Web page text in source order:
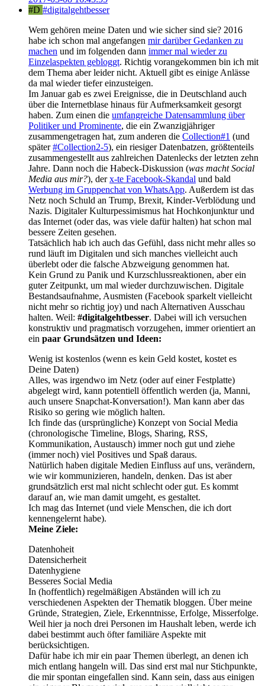
#D #digitalgehtbesser
Wem gehören meine Daten und wie sicher sind sie? 2016
habe ich schon mal angefangen mir darüber Gedanken zu
machen und im folgenden dann immer mal wieder zu
Einzelaspekten gebloggt. Richtig vorangekommen bin ich mit
dem Thema aber leider nicht. Aktuell gibt es einige Anlässe
da mal wieder tiefer einzusteigen.
Im Januar gab es zwei Ereignisse, die in Deutschland auch
über die Internetblase hinaus für Aufmerksamkeit gesorgt
haben. Zum einen die umfangreiche Datensammlung über
Politiker und Prominente, die ein Zwanzigjähriger
zusammengetragen hat, zum anderen die Collection#1 (und
später#Collection2-5), ein riesiger Datenbatzen, größtenteils
zusammengestellt aus zahlreichen Datenlecks der letzten zehn
Jahre. Dann noch die Habeck-Diskussion (was macht Social
Media aus mir?), derx-te Facebook-Skandal und bald
Werbung im Gruppenchat von WhatsApp. Außerdem ist das
Netz noch Schuld an Trump, Brexit, Kinder-Verblödung und
Nazis. Digitaler Kulturpessimismus hat Hochkonjunktur und
das Internet (oder das, was viele dafür halten) hat schon mal
bessere Zeiten gesehen.
Tatsächlich hab ich auch das Gefühl, dass nicht mehr alles so
rund läuft im Digitalen und sich manches vielleicht auch
überlebt oder die falsche Abzweigung genommen hat.
Kein Grund zu Panik und Kurzschlussreaktionen, aber ein
guter Zeitpunkt, um mal wieder durchzuwischen. Digitale
Bestandsaufnahme, Ausmisten (Facebook sparkelt vielleicht
nicht mehr so richtig joy) und nach Alternativen Ausschau
halten. Weil: #digitalgehtbesser. Dabei will ich versuchen
konstruktiv und pragmatisch vorzugehen, immer orientiert an
ein paar Grundsätzen und Ideen:
Wenig ist kostenlos (wenn es kein Geld kostet, kostet es
Deine Daten)
Alles, was irgendwo im Netz (oder auf einer Festplatte)
abgelegt wird, kann potentiell öffentlich werden (ja, Manni,
auch unsere Snapchat-Konversation!). Man kann aber das
Risiko so gering wie möglich halten.
Ich finde das (ursprüngliche) Konzept von Social Media
(chronologische Timeline, Blogs, Sharing, RSS,
Kommunikation, Austausch) immer noch gut und ziehe
(immer noch) viel Positives und Spaß daraus.
Natürlich haben digitale Medien Einfluss auf uns, verändern,
wie wir kommunizieren, handeln, denken. Das ist aber
grundsätzlich erst mal nicht schlecht oder gut. Es kommt
darauf an, wie man damit umgeht, es gestaltet.
Ich mag das Internet (und viele Menschen, die ich dort
kennengelernt habe).
Meine Ziele:
Datenhoheit
Datensicherheit
Datenhygiene
Besseres Social Media
In (hoffentlich) regelmäßigen Abständen will ich zu
verschiedenen Aspekten der Thematik bloggen. Über meine
Gründe, Strategien, Ziele, Erkenntnisse, Erfolge, Misserfolge.
Weil hier ja noch drei Personen im Haushalt leben, werde ich
dabei bestimmt auch öfter familiäre Aspekte mit
berücksichtigen.
Dafür habe ich mir ein paar Themen überlegt, an denen ich
mich entlang hangeln will. Das sind erst mal nur Stichpunkte,
die mir spontan eingefallen sind. Kann sein, dass aus einigen